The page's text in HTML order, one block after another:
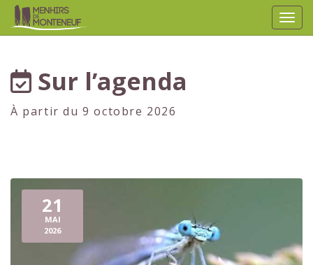
Sur l’agenda
À partir du 9 octobre 2026
21
MAI
2026